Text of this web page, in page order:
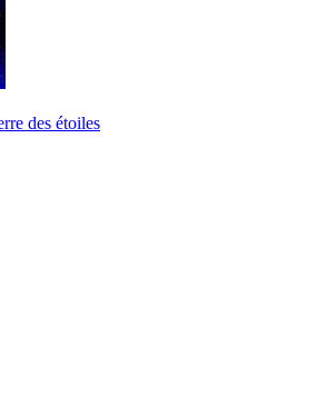
des étoiles